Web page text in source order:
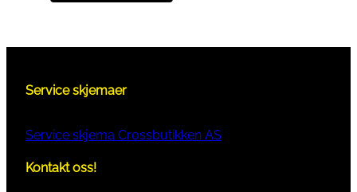
Service skjemaer
Service skjema Crossbutikken AS
Kontakt oss!